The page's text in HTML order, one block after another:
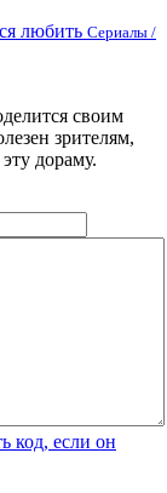
любить Сериалы /
своим
зрителям,
дораму.